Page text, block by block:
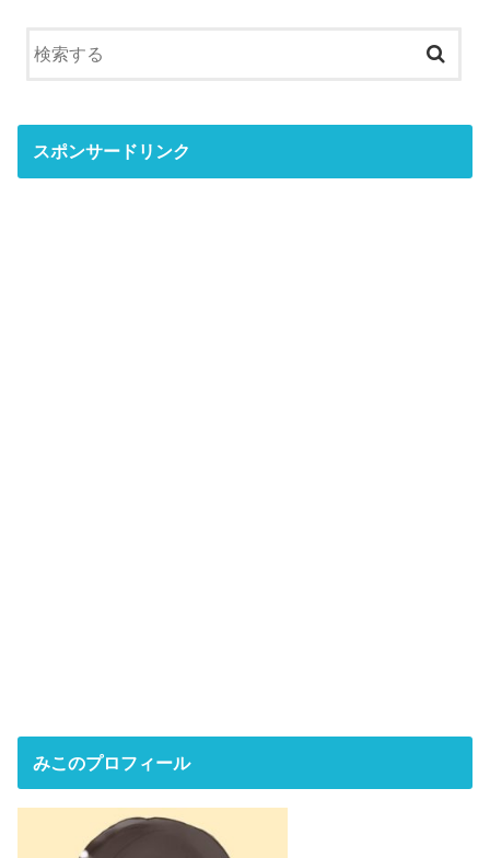
スポンサードリンク
みこのプロフィール